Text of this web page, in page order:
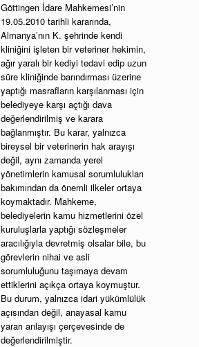
Göttingen İdare Mahkemesi’nin
19.05.2010 tarihli kararında,
Almanya’nın K. şehrinde kendi
kliniğini işleten bir veteriner hekimin,
ağır yaralı bir kediyi tedavi edip uzun
süre kliniğinde barındırması üzerine
yaptığı masrafların karşılanması için
belediyeye karşı açtığı dava
değerlendirilmiş ve karara
bağlanmıştır. Bu karar, yalnızca
bireysel bir veterinerin hak arayışı
değil, aynı zamanda yerel
yönetimlerin kamusal sorumlulukları
bakımından da önemli ilkeler ortaya
koymaktadır. Mahkeme,
belediyelerin kamu hizmetlerini özel
kuruluşlarla yaptığı sözleşmeler
aracılığıyla devretmiş olsalar bile, bu
görevlerin nihai ve asli
sorumluluğunu taşımaya devam
ettiklerini açıkça ortaya koymuştur.
Bu durum, yalnızca idari yükümlülük
açısından değil, anayasal kamu
yararı anlayışı çerçevesinde de
değerlendirilmiştir.